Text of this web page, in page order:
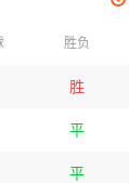
胜负
胜
平
平